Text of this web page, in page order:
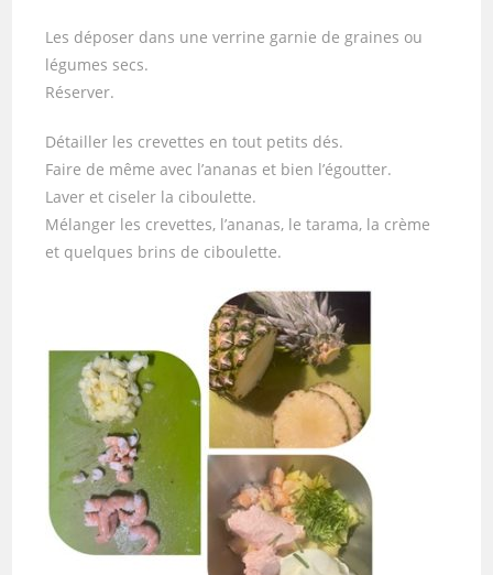
Les déposer dans une verrine garnie de graines ou
légumes secs.
Réserver.
Détailler les crevettes en tout petits dés.
Faire de même avec l’ananas et bien l’égoutter.
Laver et ciseler la ciboulette.
Mélanger les crevettes, l’ananas, le tarama, la crème
et quelques brins de ciboulette.